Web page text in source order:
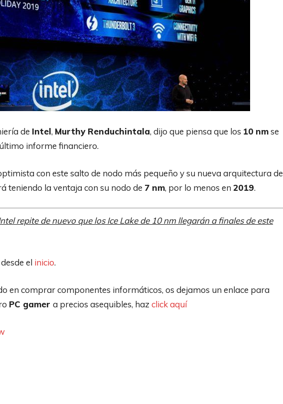
de Intel, Murthy Renduchintala, dijo que piensa que los 10 nmse
informe financiero.
con este salto de nodo más pequeño y su nueva arquitectura de
teniendo la ventaja con su nodo de 7 nm, por lo menos en 2019.
repite de nuevo que los Ice Lake de 10 nm llegarán a finales de este
el inicio.
en comprar componentes informáticos, os dejamos un enlace para
PC gamer a precios asequibles, haz click aquí